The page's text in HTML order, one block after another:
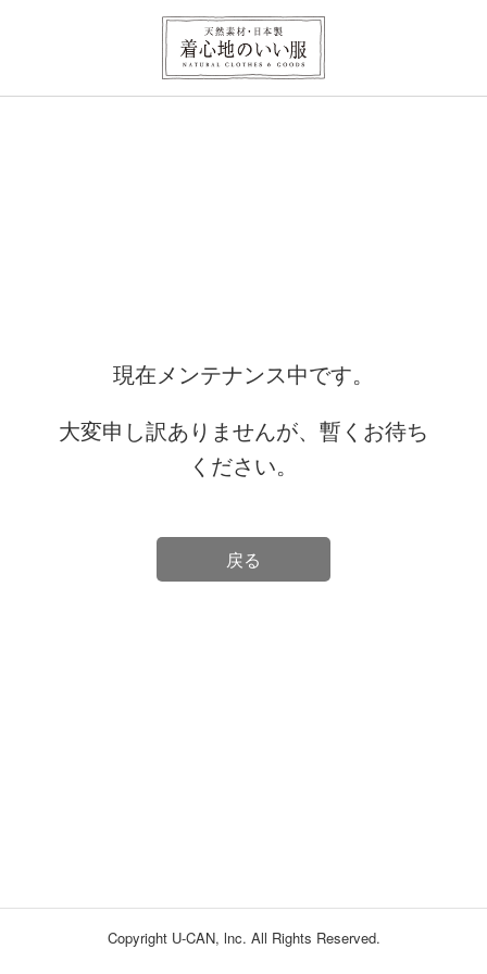
現在メンテナンス中です。
大変申し訳ありませんが、暫くお待ち
ください。
戻る
Copyright U-CAN, lnc. All Rights Reserved.